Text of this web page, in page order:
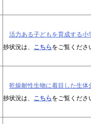
活力ある子どもを育成する
捗状況は、 こちらをご覧くださ
乾燥耐性生物に着目した生体
捗状況は、 こちらをご覧くださ